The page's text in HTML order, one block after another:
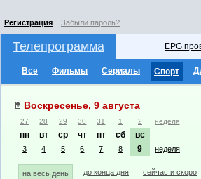
Регистрация Забыли пароль?
Телепрограмма EPG
Все Фильмы Сериалы Спорт
Воскресенье, 9 августа
27 28 29 30 31 1 2 неделя
пн вт ср чт пт сб вс
3 4 5 6 7 8 9 неделя
на весь день до конца дня сейчас и скоро